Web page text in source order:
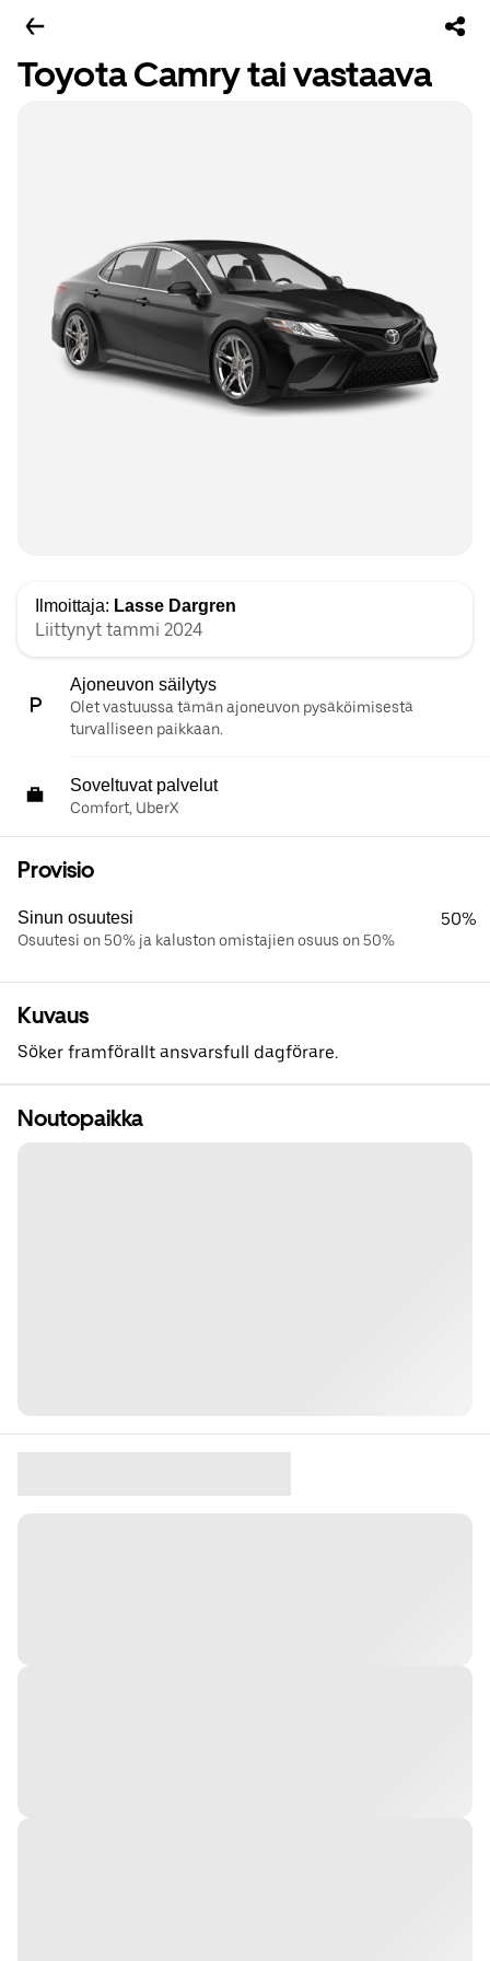
Toyota Camry tai vastaava
Ilmoittaja: Lasse Dargren
Liittynyt tammi 2024
Ajoneuvon säilytys
Olet vastuussa tämän ajoneuvon pysäköimisestä
turvalliseen paikkaan.
Soveltuvat palvelut
Comfort, UberX
Provisio
Sinun osuutesi
Osuutesi on 50% ja kaluston omistajien osuus on 50%
50%
Kuvaus
Söker framförallt ansvarsfull dagförare.
Noutopaikka